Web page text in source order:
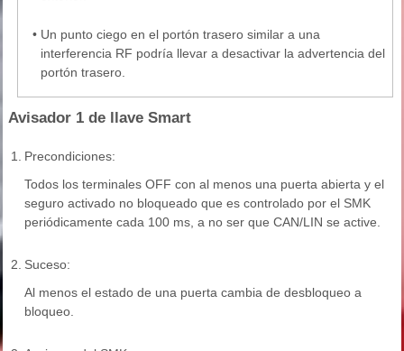
• Un punto ciego en el portón trasero similar a una
interferencia RF podría llevar a desactivar la advertencia del
portón trasero.
Avisador 1 de llave Smart
1. Precondiciones:
Todos los terminales OFF con al menos una puerta abierta y el
seguro activado no bloqueado que es controlado por el SMK
periódicamente cada 100 ms, a no ser que CAN/LIN se active.
2. Suceso:
Al menos el estado de una puerta cambia de desbloqueo a
bloqueo.